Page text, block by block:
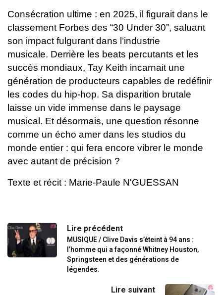
Consécration ultime : en 2025, il figurait dans le
classement Forbes des “30 Under 30”, saluant
son impact fulgurant dans l’industrie
musicale. Derrière les beats percutants et les
succès mondiaux, Tay Keith incarnait une
génération de producteurs capables de redéfinir
les codes du hip-hop. Sa disparition brutale
laisse un vide immense dans le paysage
musical. Et désormais, une question résonne
comme un écho amer dans les studios du
monde entier : qui fera encore vibrer le monde
avec autant de précision ?
Texte et récit : Marie-Paule N'GUESSAN
Lire précédent
MUSIQUE / Clive Davis s’éteint à 94 ans :
l’homme qui a façonné Whitney Houston,
Springsteen et des générations de
légendes.
Lire suivant